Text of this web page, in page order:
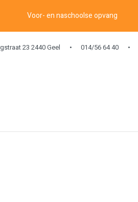
Voor- en naschoolse opvang
23 2440 Geel 014/56 64 40